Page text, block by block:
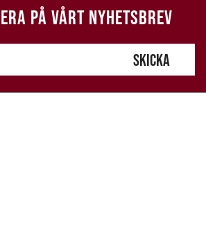
PÅ VÅRT NYHETSBREV
SKICKA